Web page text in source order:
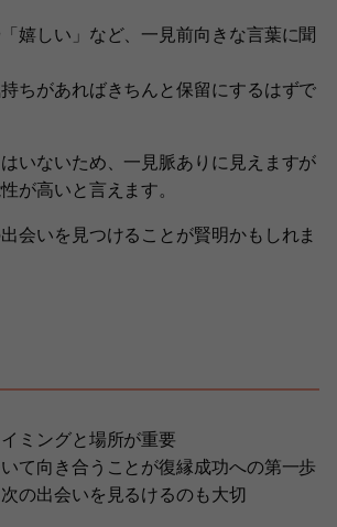
「嬉しい」など、一見前向きな言葉に聞
ちがあればきちんと保留にするはずで
いないため、一見脈ありに見えますが
が高いと言えます。
会いを見つけることが賢明かもしれま
ミングと場所が重要
て向き合うことが復縁成功への第一歩
の出会いを見るけるのも大切